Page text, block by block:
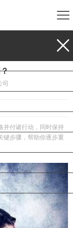
司
并付诸行动，同时保持
键步骤，帮助你逐步重